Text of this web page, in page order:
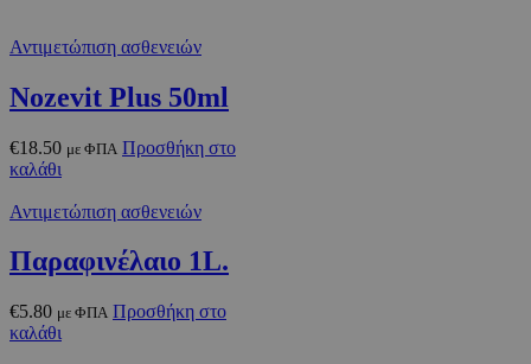
Αντιμετώπιση ασθενειών
Nozevit Plus 50ml
€18.50 με ΦΠΑ Προσθήκη στο
καλάθι
Αντιμετώπιση ασθενειών
Παραφινέλαιο 1L.
€5.80 με ΦΠΑ Προσθήκη στο
καλάθι